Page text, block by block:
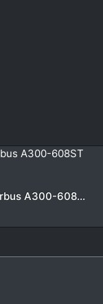
F-GSTC, Airbus A300-608ST Beluga